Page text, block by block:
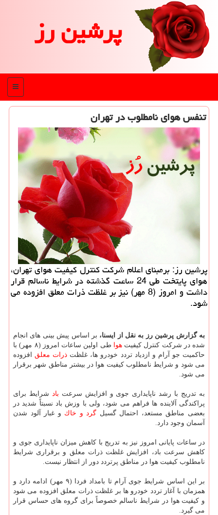
پرشین رز
منو
تنفس هوای نامطلوب در تهران
پرشین رز: برمبنای اعلام شركت كنترل كیفیت هوای تهران،
هوای پایتخت طی 24 ساعت گذشته در شرایط ناسالم قرار
داشت و امروز (8 مهر) نیز بر غلظت ذرات معلق افزوده می
شود.
به گزارش پرشین رز به نقل از ایسنا، بر اساس پیش بینی های انجام
شده در شركت كنترل كیفیتهوا
طی اولین ساعات امروز (۸ مهر) با
حاكمیت جو آرام و ازدیاد تردد خودرو ها، غلظت ذرات معلق افزوده
می شود و شرایط نامطلوب كیفیت هوا در بیشتر مناطق شهر برقرار
می شود.
به تدریج با رشد ناپایداری جوی و افزایش سرعت باد شرایط برای
پراكندگی آلاینده ها فراهم می شود، ولی با وزش باد نسبتاً شدید در
بعضی مناطق مستعد، احتمال گسیل گرد و خاك و غبار آلود شدن
آسمان وجود دارد.
در ساعات پایانی امروز نیز به تدریج با كاهش میزان ناپایداری جوی و
كاهش سرعت باد، افزایش غلظت ذرات معلق و برقراری شرایط
نامطلوب كیفیت هوا در مناطق پرتردد دور از انتظار نیست.
بر این اساس شرایط جوی آرام تا بامداد فردا (۹ مهر) ادامه دارد و
همزمان با آغاز تردد خودرو ها بر غلظت ذرات معلق افزوده می شود
و كیفیت هوا در شرایط ناسالم خصوصاً برای گروه های حساس قرار
می گیرد.